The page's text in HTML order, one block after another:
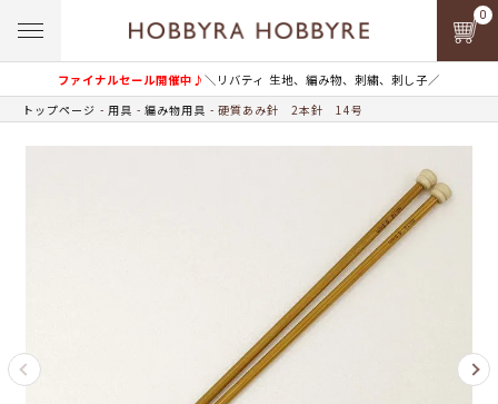
ファイナルセール開催中♪＼リバティ 生地、編み物、刺繍、刺し子／
0
トップページ 用具 編み物用具 硬質あみ針 2本針 14号